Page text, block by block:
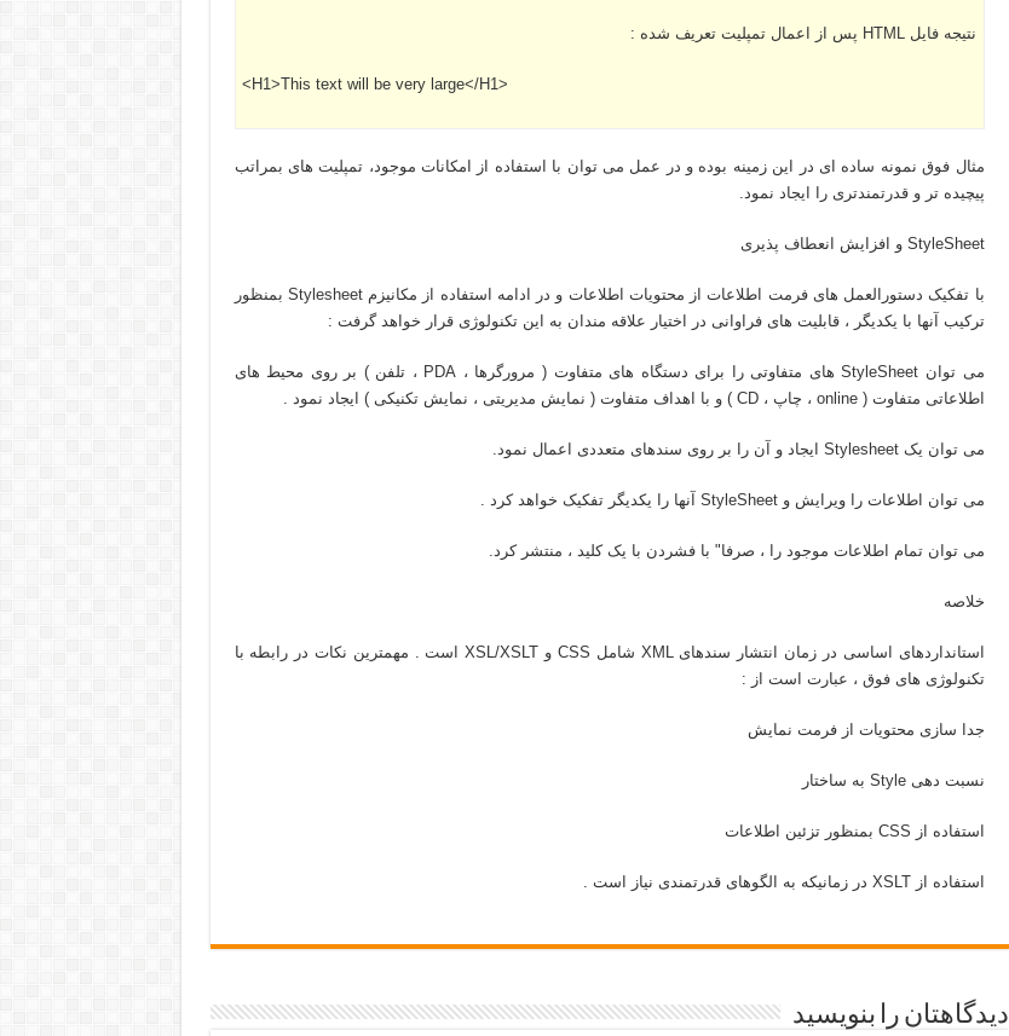
نتيجه فايل HTML پس از اعمال تمپليت تعريف شده :
<H1>This text will be very large</H1>
مثال فوق نمونه ساده ای در اين زمينه بوده و در عمل می توان با استفاده از امکانات موجود، تمپليت های بمراتب
پيچيده تر و قدرتمندتری را ايجاد نمود.
StyleSheet و افزايش انعطاف پذيری
با تفکيک دستورالعمل های فرمت اطلاعات از محتويات اطلاعات و در ادامه استفاده از مکانيزم Stylesheet بمنظور
ترکيب آنها با يکديگر ، قابليت های فراوانی در اختيار علاقه مندان به اين تکنولوژی قرار خواهد گرفت :
می توان StyleSheet های متفاوتی را برای دستگاه های متفاوت ( مرورگرها ، PDA ، تلفن ) بر روی محيط های
اطلاعاتی متفاوت ( online ، چاپ ، CD ) و با اهداف متفاوت ( نمايش مديريتی ، نمايش تکنيکی ) ايجاد نمود .
می توان يک Stylesheet ايجاد و آن را بر روی سندهای متعددی اعمال نمود.
می توان اطلاعات را ويرايش و StyleSheet آنها را يکديگر تفکيک خواهد کرد .
می توان تمام اطلاعات موجود را ، صرفا" با فشردن با يک کليد ، منتشر کرد.
خلاصه
استانداردهای اساسی در زمان انتشار سندهای XML شامل CSS و XSL/XSLT است . مهمترين نکات در رابطه با
تکنولوژی های فوق ، عبارت است از :
جدا سازی محتويات از فرمت نمايش
نسبت دهی Style به ساختار
استفاده از CSS بمنظور تزئين اطلاعات
استفاده از XSLT در زمانيکه به الگوهای قدرتمندی نياز است .
دیدگاهتان را بنویسید